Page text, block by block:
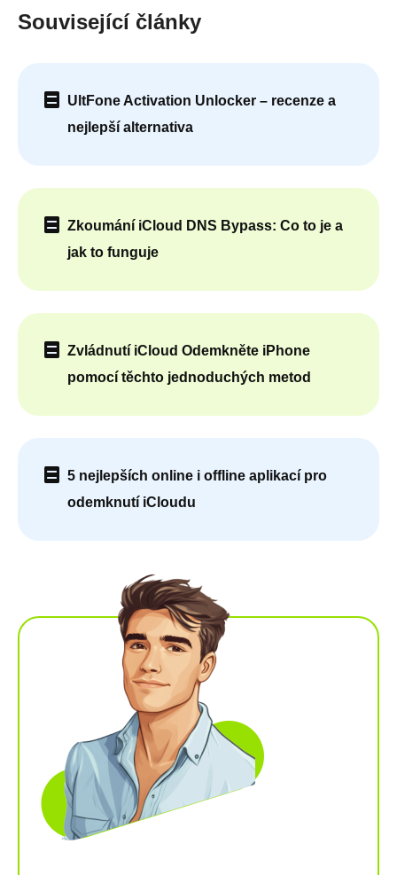
Související články
UltFone Activation Unlocker – recenze a
nejlepší alternativa
Zkoumání iCloud DNS Bypass: Co to je a
jak to funguje
Zvládnutí iCloud Odemkněte iPhone
pomocí těchto jednoduchých metod
5 nejlepších online i offline aplikací pro
odemknutí iCloudu